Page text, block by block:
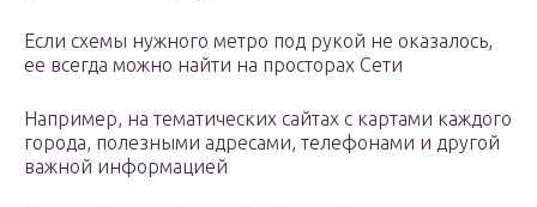
Если схемы нужного метро под рукой не оказалось,
ее всегда можно найти на просторах Сети
Например, на тематических сайтах с картами каждого
города, полезными адресами, телефонами и другой
важной информацией